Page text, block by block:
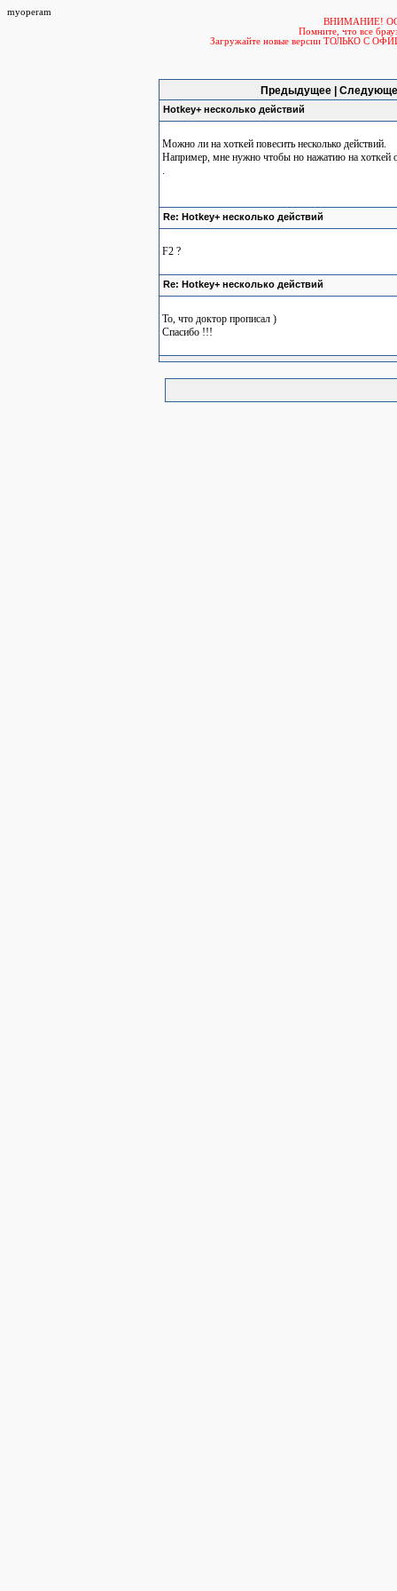
myoperam
ВНИМАНИЕ!
Помните, что все
Загружайте новые версии ТОЛЬКО С
Предыдущее |
Hotkey+ несколько действий
Можно ли на хоткей повесить несколько действий.
Например, мне нужно чтобы но нажатию на хоткей
.
Re: Hotkey+ несколько действий
F2 ?
Re: Hotkey+ несколько действий
То, что доктор прописал )
Спасибо !!!